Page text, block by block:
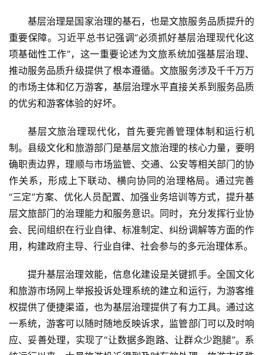
页
基层治理是国家治理的基石，也是文旅服务品质提升的
重要保障。习近平总书记强调“必须抓好基层治理现代化这
项基础性工作”，这一重要论述为文旅系统加强基层治理、
推动服务品质升级提供了根本遵循。文旅服务涉及千千万万
的市场主体和亿万游客，基层治理水平直接关系到服务品质
的优劣和游客体验的好坏。
基层文旅治理现代化，首先要完善管理体制和运行机
制。县级文化和旅游部门是基层文旅治理的核心力量，要明
确职责边界，理顺与市场监管、交通、公安等相关部门的协
作关系，形成上下联动、横向协同的治理格局。通过完善
“三定”方案、优化人员配置、加强业务培训等方式，提升基
层文旅部门的治理能力和服务意识。同时，充分发挥行业协
会、民间组织在行业自律、标准制定、纠纷调解等方面的作
用，构建政府主导、行业自律、社会参与的多元治理体系。
提升基层治理效能，信息化建设是关键抓手。全国文化
和旅游市场网上举报投诉处理系统的建立和运行，为游客维
权提供了便捷渠道，也为基层治理提供了有力工具。通过这
一系统，游客可以随时随地反映诉求，监管部门可以及时响
应、妥善处理，实现了“让数据多跑路、让群众少跑腿”。系